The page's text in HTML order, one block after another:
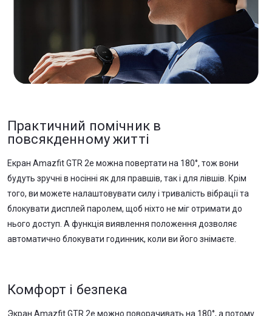
Практичний помічник в
повсякденному житті
Екран Amazfit GTR 2е можна повертати на 180°, тож вони
будуть зручні в носінні як для правшів, так і для лівшів. Крім
того, ви можете налаштовувати силу і тривалість вібрації та
блокувати дисплей паролем, щоб ніхто не міг отримати до
нього доступ. А функція виявлення положення дозволяє
автоматично блокувати годинник, коли ви його знімаєте.
Комфорт і безпека
Экран Amazfit GTR 2е можно поворачивать на 180°, а потому